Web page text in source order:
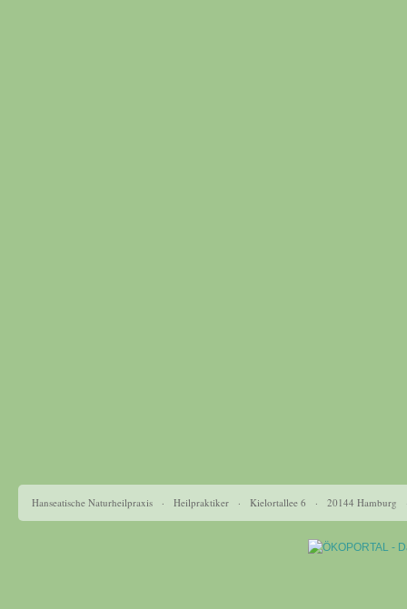
Hanseatische Naturheilpraxis · Heilpraktiker · Kielortallee 6 · 20144